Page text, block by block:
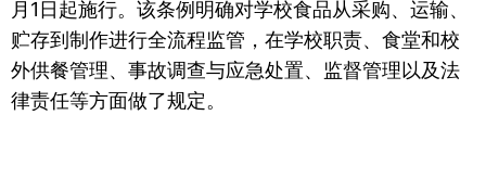
月1日起施行。该条例明确对学校食品从采购、运输、
贮存到制作进行全流程监管，在学校职责、食堂和校
外供餐管理、事故调查与应急处置、监督管理以及法
律责任等方面做了规定。